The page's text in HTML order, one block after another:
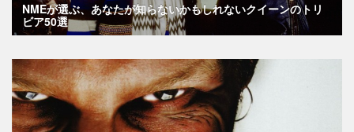
NMEが選ぶ、あなたが知らないかもしれないクイーンのトリ
ビア50選